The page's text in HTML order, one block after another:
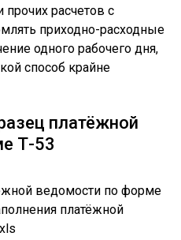
расчетов с
приходно-расходные
одного рабочего дня,
способ крайне
платёжной
Т-53
ведомости по форме
платёжной